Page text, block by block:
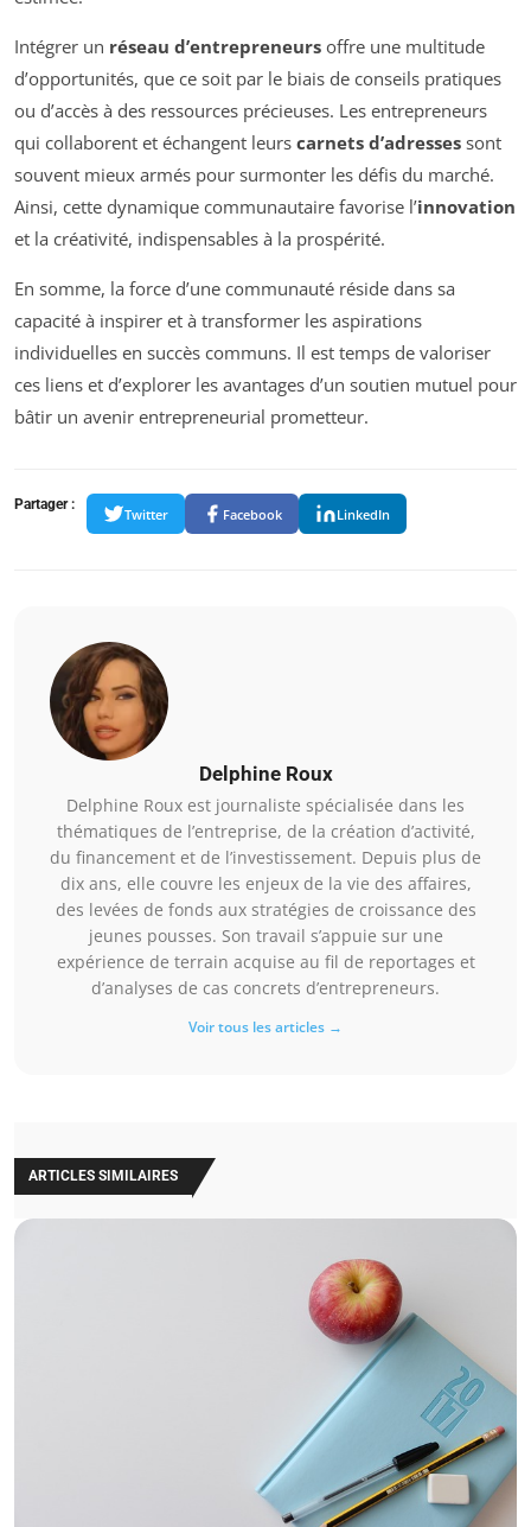
Intégrer un réseau d’entrepreneurs offre une multitude
d’opportunités, que ce soit par le biais de conseils pratiques
ou d’accès à des ressources précieuses. Les entrepreneurs
qui collaborent et échangent leurs carnets d’adresses sont
souvent mieux armés pour surmonter les défis du marché.
Ainsi, cette dynamique communautaire favorise l’innovation
et la créativité, indispensables à la prospérité.
En somme, la force d’une communauté réside dans sa
capacité à inspirer et à transformer les aspirations
individuelles en succès communs. Il est temps de valoriser
ces liens et d’explorer les avantages d’un soutien mutuel pour
bâtir un avenir entrepreneurial prometteur.
Partager :
Twitter Facebook LinkedIn
Delphine Roux
Delphine Roux est journaliste spécialisée dans les
thématiques de l’entreprise, de la création d’activité,
du financement et de l’investissement. Depuis plus de
dix ans, elle couvre les enjeux de la vie des affaires,
des levées de fonds aux stratégies de croissance des
jeunes pousses. Son travail s’appuie sur une
expérience de terrain acquise au fil de reportages et
d’analyses de cas concrets d’entrepreneurs.
Voir tous les articles →
ARTICLES SIMILAIRES